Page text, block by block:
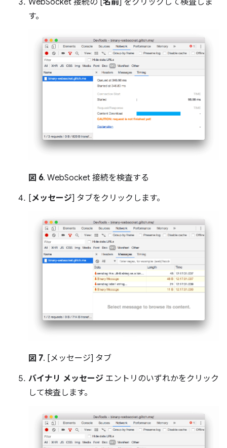
WebSocket 接続の [ 名前 ] をクリックして検査しま
す。
図 6. WebSocket 接続を検査する
[メッセージ] タブをクリックします。
図 7. [メッセージ] タブ
バイナリ メッセージ エントリのいずれかをクリック
して検査します。